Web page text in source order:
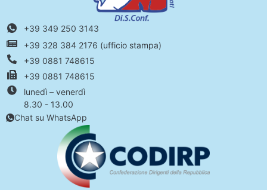
+39 349 250 3143
+39 328 384 2176 (ufficio stampa)
+39 0881 748615
+39 0881 748615
lunedì – venerdì
8.30 - 13.00
Chat su WhatsApp